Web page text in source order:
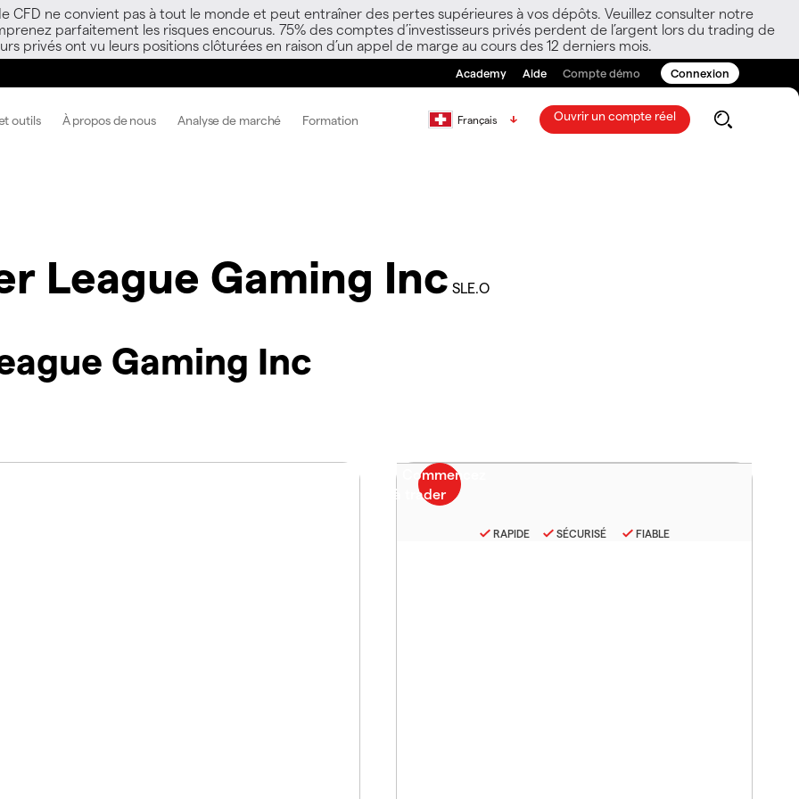
CFD ne convient pas à tout le monde et peut entraîner des pertes supérieures à vos dépôts. Veuillez consulter notre
parfaitement les risques encourus. 75% des comptes d’investisseurs privés perdent de l’argent lors du trading de
privés ont vu leurs positions clôturées en raison d’un appel de marge au cours des 12 derniers mois.
Academy Aide Compte démo Connexion
outils À propos de nous Analyse de marché Formation Français Ouvrir un compte réel
League Gaming Inc SLE.O
Gaming Inc
RAPIDE SÉCURISÉ FIABLE